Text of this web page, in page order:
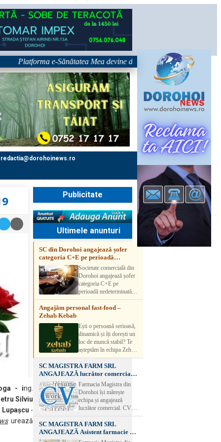
Platforma e-Sănătatea Mea devine disponibilă pe 1 septembrie:
redactia@dorohoinews.ro
- ing.
Silviu
Lupașcu -
urează
Publicitate
Ultimele anunturi
SC din Dorohoi angajează șofer
categoria C+E pe perioadă
nedeterminatăSocietate comercială din
Dorohoi angajează șofer
categoria C+E pe
perioadă nedeterminată.
Candidatul trebuie să
aibă experiență și atestat
detalii, vă rog să sunați la
numărul de telefon.
Angajăm personal fast-food –
Zehab Kebab
Ești o persoană serioasă,
dinamică și îți dorești un
loc de muncă stabil? Te
așteptăm în echipa Zehab
Kebab! Posturi
disponibile: -
SHAORMAR AJUTOR
BUCATAR 2/posturi -
LUCRATOR
COMERCIAL
VANZATOR /2 posturi
muncă Program flexibil
Salariu motivant, în
funcție de experienț
SC MAGISTRA FARM SRL
ANGAJEAZĂ lucrător comercial –
DOROHOI
Farmacia Magistra din
Dorohoi își mărește
echipa și angajează
lucrător comercial. CV-
urile se pot depune: * la
sediul Farmaciei
Magistra – Bulevardul
Victoriei nr. 23, Dorohoi
SC MAGISTRA FARM SRL
ANGAJEAZĂ Asistent farmacie –
DOROHOI